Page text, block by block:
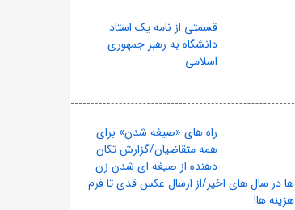
قسمتی از نامه یک استاد
دانشگاه به رهبر جمهوری
اسلامی
راه های «صیغه شدن» برای
همه متقاضیان/گزارش تکان
دهنده از صیغه ای شدن زن
ها در سال های اخیر/از ارسال عکس قدی تا فرم
هزینه ها!